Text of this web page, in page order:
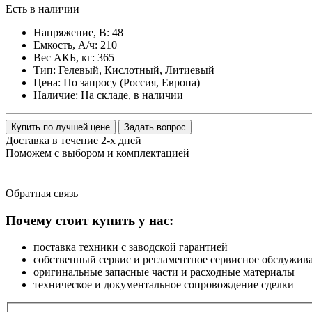
Есть в наличии
Напряжение, В: 48
Емкость, А/ч: 210
Вес АКБ, кг: 365
Тип: Гелевый, Кислотный, Литиевый
Цена: По запросу (Россия, Европа)
Наличие: На складе, в наличии
Купить по лучшей цене Задать вопрос
Доставка в течение 2-х дней
Поможем с выбором и комплектацией
Обратная связь
Почему стоит купить у нас:
поставка техники с заводской гарантией
собственный сервис и регламентное сервисное
оригинальные запасные части и расходные материалы
техническое и документальное сопровождение сделки